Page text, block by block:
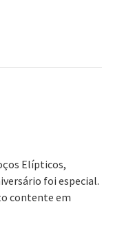
Elípticos,
foi especial.
contente em